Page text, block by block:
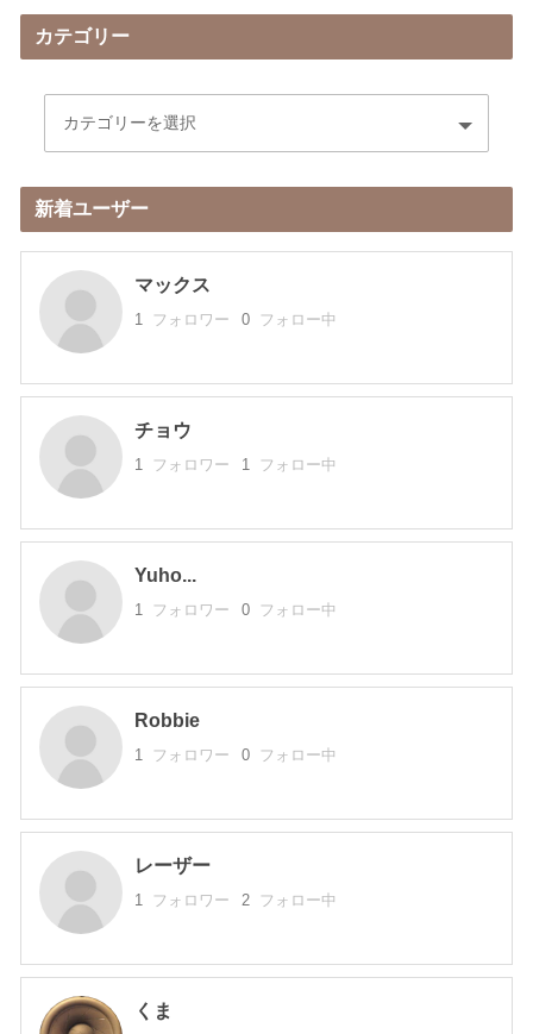
カテゴリー
新着ユーザー
マックス
1 フォロワー 0 フォロー中
チョウ
1 フォロワー 1 フォロー中
Yuho...
1 フォロワー 0 フォロー中
Robbie
1 フォロワー 0 フォロー中
レーザー
1 フォロワー 2 フォロー中
くま